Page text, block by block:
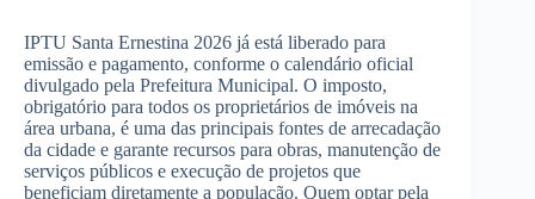
IPTU Santa Ernestina 2026 já está liberado para
emissão e pagamento, conforme o calendário oficial
divulgado pela Prefeitura Municipal. O imposto,
obrigatório para todos os proprietários de imóveis na
área urbana, é uma das principais fontes de arrecadação
da cidade e garante recursos para obras, manutenção de
serviços públicos e execução de projetos que
beneficiam diretamente a população. Quem optar pela